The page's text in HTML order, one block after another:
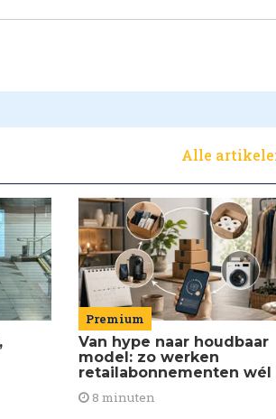
Alle
Premium
Van hype naar houdbaar
model: zo werken
retailabonnementen wél
8 minuten